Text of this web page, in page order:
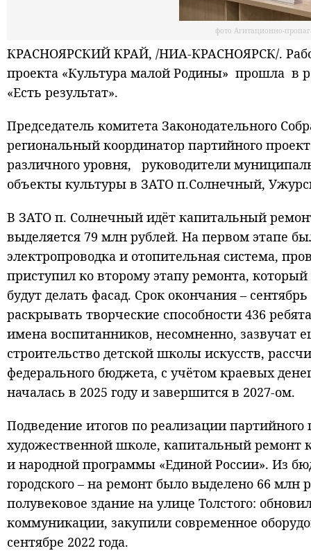
фото Агитационно-
КРАСНОЯРСКИЙ КРАЙ, /НИА-КРАСНОЯРСК/.
проекта «Культура малой Родины» прошла в
«Есть результат».
Председатель комитета Законодательного
региональный координатор партийного
различного уровня, руководители
объекты культуры в ЗАТО п.Солнечный,
В ЗАТО п. Солнечный идёт капитальный
выделяется 79 млн рублей. На первом этапе
электропроводка и отопительная система,
приступил ко второму этапу ремонта,
будут делать фасад. Срок окончания –
раскрывать творческие способности 436
имена воспитанников, несомненно,
строительство детской школы искусств,
федерального бюджета, с учётом краевых
началась в 2025 году и завершится в 2027-ом.
Подведение итогов по реализации
художественной школе, капитальный ремонт
и народной программы «Единой России». Из
городского – на ремонт было выделено 66
полувековое здание на улице Толстого:
коммуникации, закупили современное
сентябре 2022 года.